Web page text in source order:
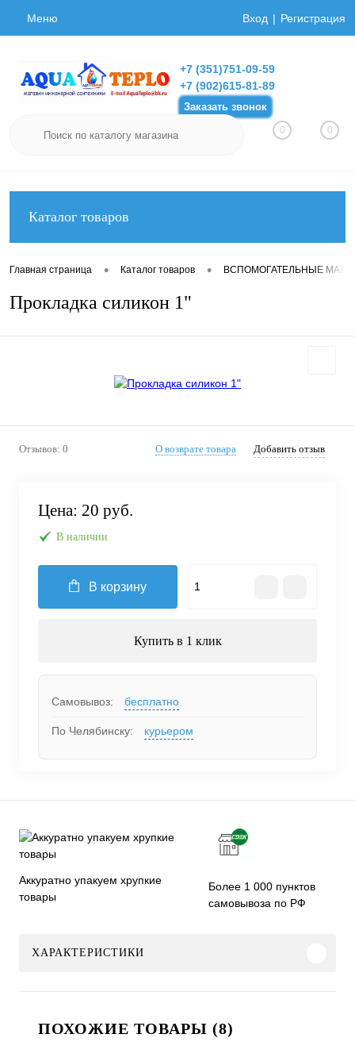
Меню Вход Регистрация
+7 (351)751-09-59
+7 (902)615-81-89
Заказать звонок
0 0
Каталог товаров
Главная страница • Каталог товаров • ВСПОМОГАТЕЛЬНЫЕ
Прокладка силикон 1"
Отзывов: 0 О возврате товара Добавить отзыв
Цена: 20 руб.
В наличии
В корзину
Купить в 1 клик
Самовывоз: бесплатно
По Челябинску: курьером
Аккуратно упакуем хрупкие
товары
Более 1 000 пунктов
самовывоза по РФ
ХАРАКТЕРИСТИКИ
ПОХОЖИЕ ТОВАРЫ (8)